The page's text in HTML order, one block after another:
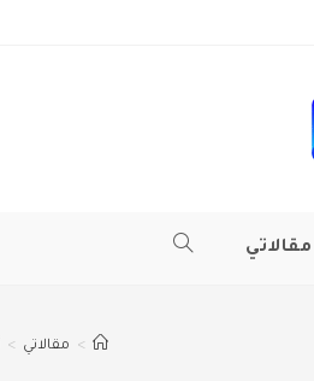
مقالاتي TOGGLE
> مقالاتي >